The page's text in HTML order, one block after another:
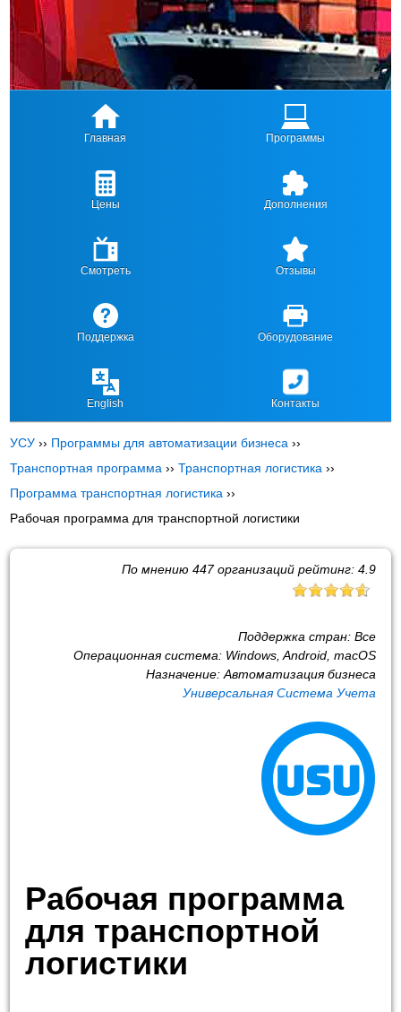
Главная Программы
Цены Дополнения
Смотреть Отзывы
Поддержка Оборудование
English Контакты
УСУ ›› Программы для автоматизации бизнеса ››
Транспортная программа ››Транспортная логистика ››
Программа транспортная логистика ››
Рабочая программа для транспортной логистики
По мнению 447организаций рейтинг: 4.9
Поддержка стран: Все
Операционная система: Windows, Android, macOS
Назначение: Автоматизация бизнеса
Универсальная Система Учета
Рабочая программа
для транспортной
логистики